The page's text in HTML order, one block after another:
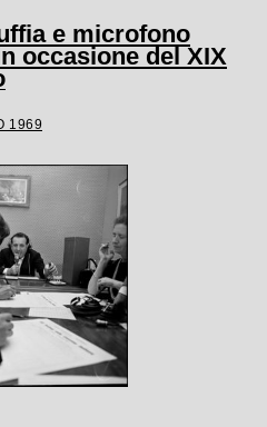
e microfono
occasione del XIX
1969